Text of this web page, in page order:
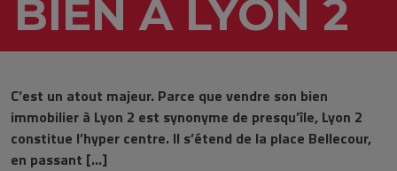
BIEN À LYON 2
C’est un atout majeur. Parce que vendre son bien
immobilier à Lyon 2 est synonyme de presqu’île, Lyon 2
constitue l’hyper centre. Il s’étend de la place Bellecour,
en passant […]